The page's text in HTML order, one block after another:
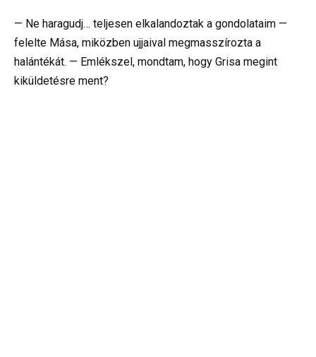
— Ne haragudj… teljesen elkalandoztak a gondolataim —
felelte Mása, miközben ujjaival megmasszírozta a
halántékát. — Emlékszel, mondtam, hogy Grisa megint
kiküldetésre ment?